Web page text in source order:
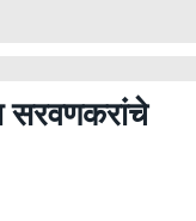
सरवणकरांचे